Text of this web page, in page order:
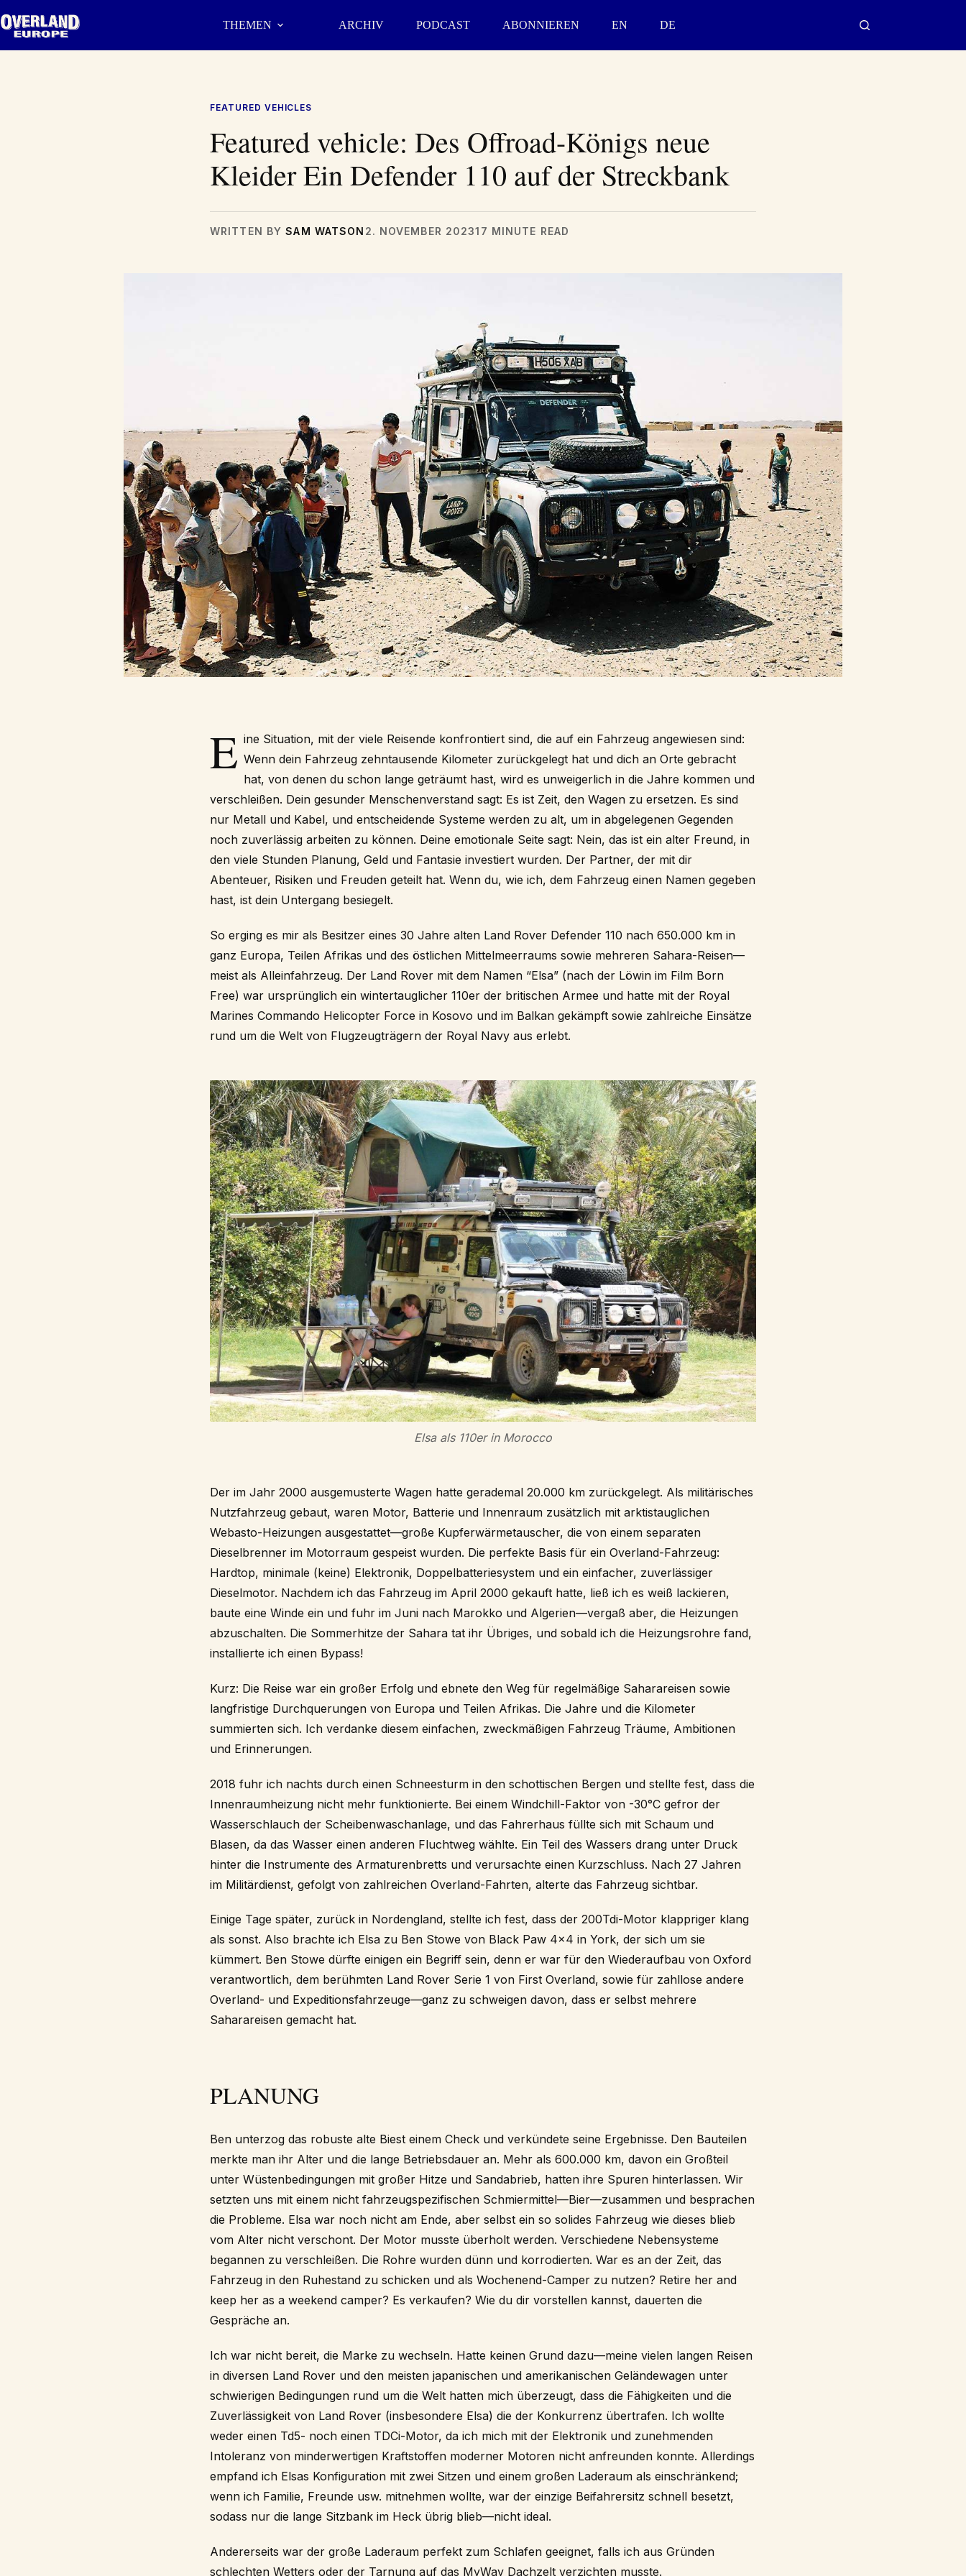
Inhalt
springen
THEMEN ARCHIV PODCAST ABONNIEREN EN DE
FEATURED VEHICLES
Featured vehicle: Des Offroad-Königs neue
Kleider Ein Defender 110 auf der Streckbank
WRITTEN BYSAM WATSON 2. NOVEMBER 202317 MINUTE READ
E ine Situation, mit der viele Reisende konfrontiert sind, die auf ein Fahrzeug angewiesen sind:
Wenn dein Fahrzeug zehntausende Kilometer zurückgelegt hat und dich an Orte gebracht
hat, von denen du schon lange geträumt hast, wird es unweigerlich in die Jahre kommen und
verschleißen. Dein gesunder Menschenverstand sagt: Es ist Zeit, den Wagen zu ersetzen. Es sind
nur Metall und Kabel, und entscheidende Systeme werden zu alt, um in abgelegenen Gegenden
noch zuverlässig arbeiten zu können. Deine emotionale Seite sagt: Nein, das ist ein alter Freund, in
den viele Stunden Planung, Geld und Fantasie investiert wurden. Der Partner, der mit dir
Abenteuer, Risiken und Freuden geteilt hat. Wenn du, wie ich, dem Fahrzeug einen Namen gegeben
hast, ist dein Untergang besiegelt.
So erging es mir als Besitzer eines 30 Jahre alten Land Rover Defender 110 nach 650.000 km in
ganz Europa, Teilen Afrikas und des östlichen Mittelmeerraums sowie mehreren Sahara-Reisen—
meist als Alleinfahrzeug. Der Land Rover mit dem Namen “Elsa” (nach der Löwin im Film Born
Free) war ursprünglich ein wintertauglicher 110er der britischen Armee und hatte mit der Royal
Marines Commando Helicopter Force in Kosovo und im Balkan gekämpft sowie zahlreiche Einsätze
rund um die Welt von Flugzeugträgern der Royal Navy aus erlebt.
Elsa als 110er in Morocco
Der im Jahr 2000 ausgemusterte Wagen hatte gerademal 20.000 km zurückgelegt. Als militärisches
Nutzfahrzeug gebaut, waren Motor, Batterie und Innenraum zusätzlich mit arktistauglichen
Webasto-Heizungen ausgestattet—große Kupferwärmetauscher, die von einem separaten
Dieselbrenner im Motorraum gespeist wurden. Die perfekte Basis für ein Overland-Fahrzeug:
Hardtop, minimale (keine) Elektronik, Doppelbatteriesystem und ein einfacher, zuverlässiger
Dieselmotor. Nachdem ich das Fahrzeug im April 2000 gekauft hatte, ließ ich es weiß lackieren,
baute eine Winde ein und fuhr im Juni nach Marokko und Algerien—vergaß aber, die Heizungen
abzuschalten. Die Sommerhitze der Sahara tat ihr Übriges, und sobald ich die Heizungsrohre fand,
installierte ich einen Bypass!
Kurz: Die Reise war ein großer Erfolg und ebnete den Weg für regelmäßige Saharareisen sowie
langfristige Durchquerungen von Europa und Teilen Afrikas. Die Jahre und die Kilometer
summierten sich. Ich verdanke diesem einfachen, zweckmäßigen Fahrzeug Träume, Ambitionen
und Erinnerungen.
2018 fuhr ich nachts durch einen Schneesturm in den schottischen Bergen und stellte fest, dass die
Innenraumheizung nicht mehr funktionierte. Bei einem Windchill-Faktor von -30°C gefror der
Wasserschlauch der Scheibenwaschanlage, und das Fahrerhaus füllte sich mit Schaum und
Blasen, da das Wasser einen anderen Fluchtweg wählte. Ein Teil des Wassers drang unter Druck
hinter die Instrumente des Armaturenbretts und verursachte einen Kurzschluss. Nach 27 Jahren
im Militärdienst, gefolgt von zahlreichen Overland-Fahrten, alterte das Fahrzeug sichtbar.
Einige Tage später, zurück in Nordengland, stellte ich fest, dass der 200Tdi-Motor klappriger klang
als sonst. Also brachte ich Elsa zu Ben Stowe von Black Paw 4×4 in York, der sich um sie
kümmert. Ben Stowe dürfte einigen ein Begriff sein, denn er war für den Wiederaufbau von Oxford
verantwortlich, dem berühmten Land Rover Serie 1 von First Overland, sowie für zahllose andere
Overland- und Expeditionsfahrzeuge—ganz zu schweigen davon, dass er selbst mehrere
Saharareisen gemacht hat.
PLANUNG
Ben unterzog das robuste alte Biest einem Check und verkündete seine Ergebnisse. Den Bauteilen
merkte man ihr Alter und die lange Betriebsdauer an. Mehr als 600.000 km, davon ein Großteil
unter Wüstenbedingungen mit großer Hitze und Sandabrieb, hatten ihre Spuren hinterlassen. Wir
setzten uns mit einem nicht fahrzeugspezifischen Schmiermittel—Bier—zusammen und besprachen
die Probleme. Elsa war noch nicht am Ende, aber selbst ein so solides Fahrzeug wie dieses blieb
vom Alter nicht verschont. Der Motor musste überholt werden. Verschiedene Nebensysteme
begannen zu verschleißen. Die Rohre wurden dünn und korrodierten. War es an der Zeit, das
Fahrzeug in den Ruhestand zu schicken und als Wochenend-Camper zu nutzen? Retire her and
keep her as a weekend camper? Es verkaufen? Wie du dir vorstellen kannst, dauerten die
Gespräche an.
Ich war nicht bereit, die Marke zu wechseln. Hatte keinen Grund dazu—meine vielen langen Reisen
in diversen Land Rover und den meisten japanischen und amerikanischen Geländewagen unter
schwierigen Bedingungen rund um die Welt hatten mich überzeugt, dass die Fähigkeiten und die
Zuverlässigkeit von Land Rover (insbesondere Elsa) die der Konkurrenz übertrafen. Ich wollte
weder einen Td5- noch einen TDCi-Motor, da ich mich mit der Elektronik und zunehmenden
Intoleranz von minderwertigen Kraftstoffen moderner Motoren nicht anfreunden konnte. Allerdings
empfand ich Elsas Konfiguration mit zwei Sitzen und einem großen Laderaum als einschränkend;
wenn ich Familie, Freunde usw. mitnehmen wollte, war der einzige Beifahrersitz schnell besetzt,
sodass nur die lange Sitzbank im Heck übrig blieb—nicht ideal.
Andererseits war der große Laderaum perfekt zum Schlafen geeignet, falls ich aus Gründen
schlechten Wetters oder der Tarnung auf das MyWay Dachzelt verzichten musste.